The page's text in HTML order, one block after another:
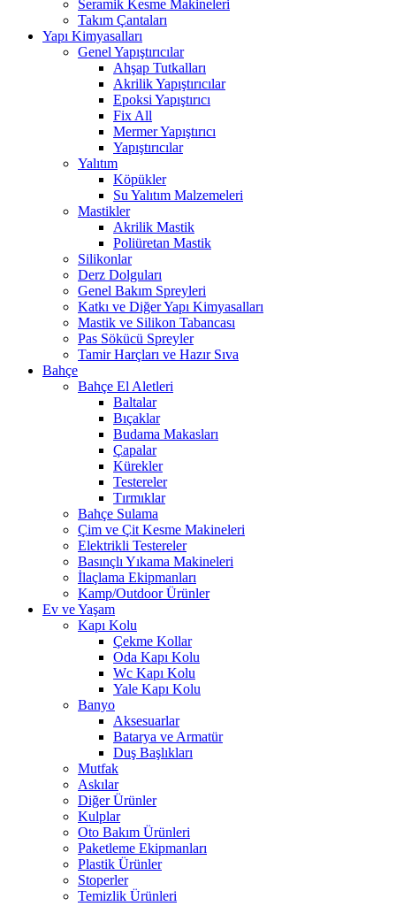
Seramik Kesme Makineleri
Takım Çantaları
Yapı Kimyasalları
Genel Yapıştırıcılar
Ahşap Tutkalları
Akrilik Yapıştırıcılar
Epoksi Yapıştırıcı
Fix All
Mermer Yapıştırıcı
Yapıştırıcılar
Yalıtım
Köpükler
Su Yalıtım Malzemeleri
Mastikler
Akrilik Mastik
Poliüretan Mastik
Silikonlar
Derz Dolguları
Genel Bakım Spreyleri
Katkı ve Diğer Yapı Kimyasalları
Mastik ve Silikon Tabancası
Pas Sökücü Spreyler
Tamir Harçları ve Hazır Sıva
Bahçe
Bahçe El Aletleri
Baltalar
Bıçaklar
Budama Makasları
Çapalar
Kürekler
Testereler
Tırmıklar
Bahçe Sulama
Çim ve Çit Kesme Makineleri
Elektrikli Testereler
Basınçlı Yıkama Makineleri
İlaçlama Ekipmanları
Kamp/Outdoor Ürünler
Ev ve Yaşam
Kapı Kolu
Çekme Kollar
Oda Kapı Kolu
Wc Kapı Kolu
Yale Kapı Kolu
Banyo
Aksesuarlar
Batarya ve Armatür
Duş Başlıkları
Mutfak
Askılar
Diğer Ürünler
Kulplar
Oto Bakım Ürünleri
Paketleme Ekipmanları
Plastik Ürünler
Stoperler
Temizlik Ürünleri